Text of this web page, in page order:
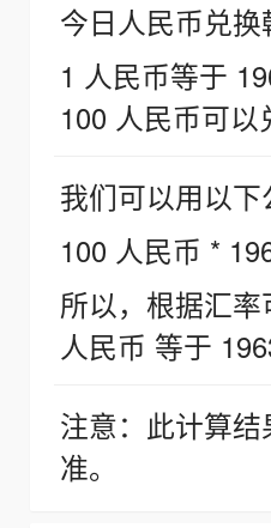
今日人民币兑换
1 人民币等于
100 人民币可以
我们可以用以下
100 人民币 *
所以，根据汇
人民币 等于
注意：此计算
准。